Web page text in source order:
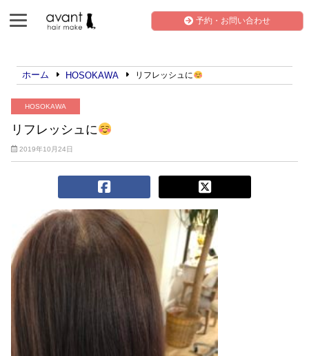
予約・お問い合わせ
ホーム HOSOKAWA リフレッシュに
HOSOKAWA
リフレッシュに
2019年10月24日